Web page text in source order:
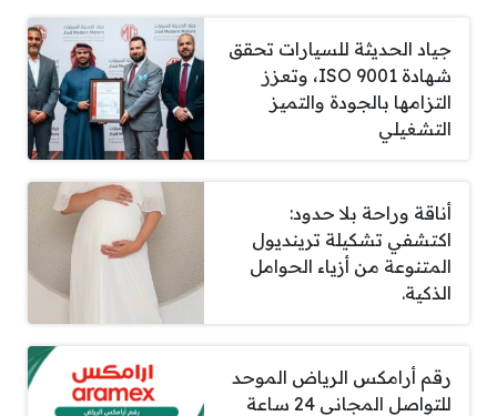
جياد الحديثة للسيارات تحقق
شهادة ISO 9001، وتعزز
التزامها بالجودة والتميز
التشغيلي
أناقة وراحة بلا حدود:
اكتشفي تشكيلة ترينديول
المتنوعة من أزياء الحوامل
الذكية.
رقم أرامكس الرياض الموحد
للتواصل المجاني 24 ساعة